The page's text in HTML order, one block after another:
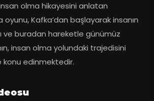
olma hikayesini anlatan
Kafka’dan başlayarak insanın
ve buradan hareketle günümüz
insan olma yolundaki trajedisini
konu edinmektedir.